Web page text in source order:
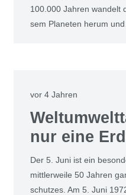
100.000 Jah­ren wan­delt
sem Pla­ne­ten her­um
vor 4 Jahren
nur eine
Der 5. Juni ist ein
mitt­ler­wei­le 50 Jah­ren
schut­zes. Am 5. Juni